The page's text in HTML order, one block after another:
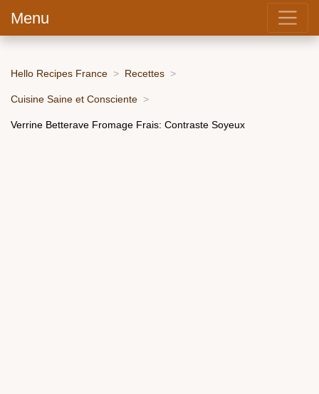
Menu
Hello Recipes France Recettes
Cuisine Saine et Consciente
Verrine Betterave Fromage Frais: Contraste Soyeux